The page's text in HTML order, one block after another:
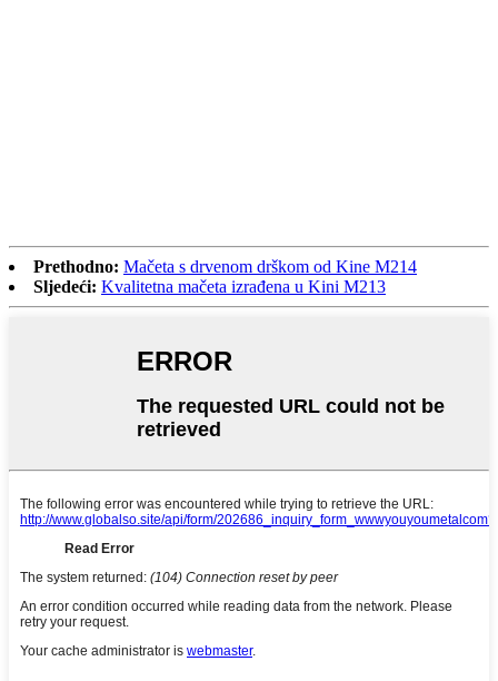
Prethodno: Mačeta s drvenom drškom od Kine M214
Sljedeći: Kvalitetna mačeta izrađena u Kini M213